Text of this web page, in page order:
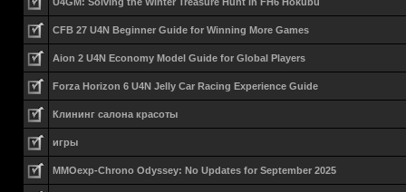
CFB 27 U4N Beginner Guide for Winning More Games
Aion 2 U4N Economy Model Guide for Global Players
Forza Horizon 6 U4N Jelly Car Racing Experience Guide
Клининг салона красоты
игры
MMOexp-Chrono Odyssey: No Updates for September 2025